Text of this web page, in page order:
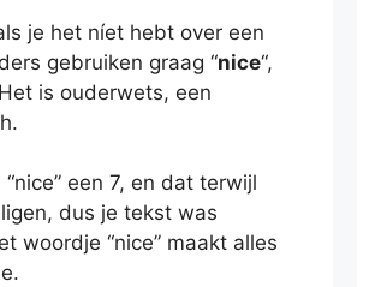
je het níet hebt over een
gebruiken graag “nice“,
is ouderwets, een
“nice” een 7, en dat terwijl
dus je tekst was
woordje “nice” maakt alles